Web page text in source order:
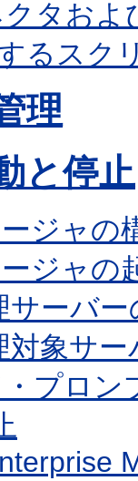
クタおよ
るスク
理
と停止
ジャの
ジャの
サーバ
対象サ
プロン